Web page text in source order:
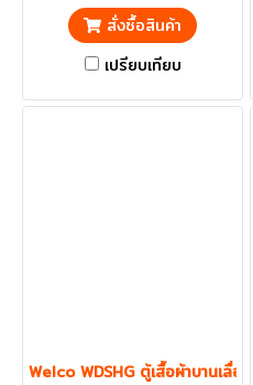
สั่งซื้อสินค้า
เปรียบเทียบ
Welco WDSHG ตู้เสื้อผ้าบานเลื่อ